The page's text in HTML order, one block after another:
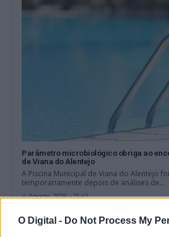
O Digital - Do Not Process My
Parâmetro microbiológico obriga ao
de Viana do Alentejo
A Piscina Municipal de Viana do Alentejo
temporariamente depois de análises de...
4 Agosto, 2026 - 12:41